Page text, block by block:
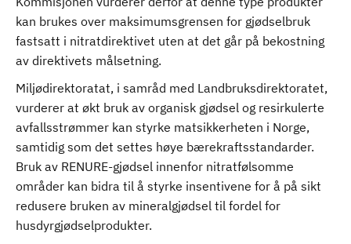
kan brukes over maksimumsgrensen for gjødselbruk
fastsatt i nitratdirektivet uten at det går på bekostning
av direktivets målsetning.
Miljødirektoratat, i samråd med Landbruksdirektoratet,
vurderer at økt bruk av organisk gjødsel og resirkulerte
avfallsstrømmer kan styrke matsikkerheten i Norge,
samtidig som det settes høye bærekraftsstandarder.
Bruk av RENURE-gjødsel innenfor nitratfølsomme
områder kan bidra til å styrke insentivene for å på sikt
redusere bruken av mineralgjødsel til fordel for
husdyrgjødselprodukter.